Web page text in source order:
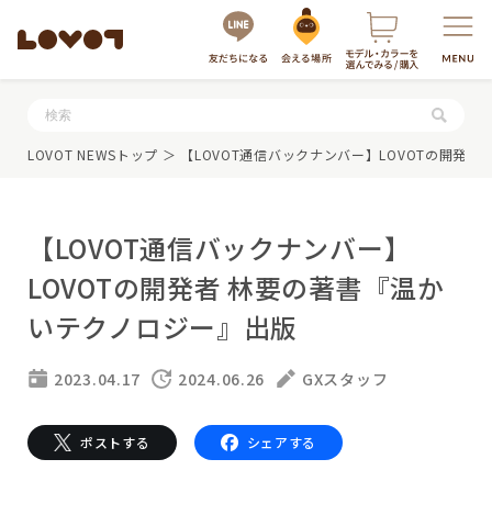
服・グッズの購入はこちら
LOVOTを選ぶ
最新モデル
LOVOT 3.0
もっと知る
LOVOT NEWSトップ ＞ 【LOVOT通信バックナンバー】LOVOTの開発者
【LOVOT通信バックナンバー】
LOVOTの開発者 林要の著書『温か
いテクノロジー』出版
2023.04.17 2024.06.26 GXスタッフ
ポストする シェアする